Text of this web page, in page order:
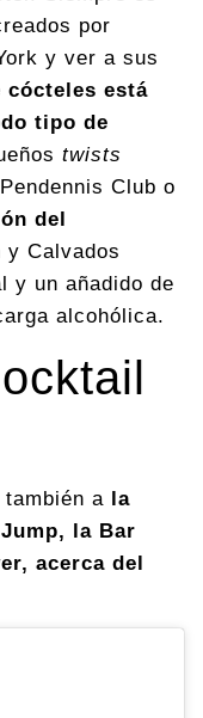
por
y ver a sus
cócteles está
tipo de
twists
Club o
del
y Calvados
y un añadido de
alcohólica.
a la
la Bar
acerca del